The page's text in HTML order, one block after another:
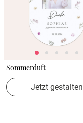
Sommerduft
Jetzt gestalten